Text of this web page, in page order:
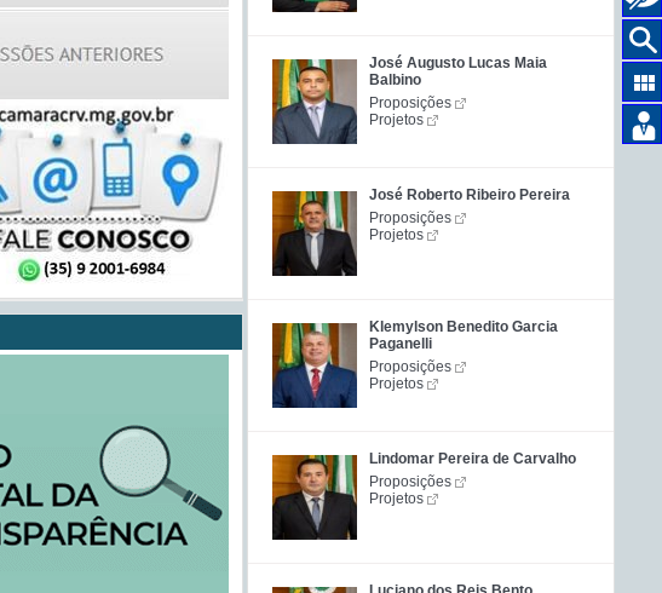
José Augusto Lucas Maia
Balbino
Proposições
Projetos
José Roberto Ribeiro Pereira
Proposições
Projetos
Klemylson Benedito Garcia
Paganelli
Proposições
Projetos
Lindomar Pereira de Carvalho
Proposições
Projetos